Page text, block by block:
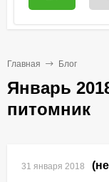
Главная Блог
Январь
питомник
31 января 2018
БЛОГ